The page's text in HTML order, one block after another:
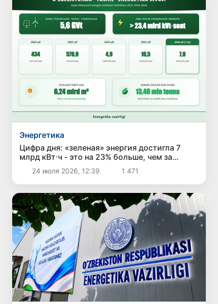
Энергетика
Цифра дня: «зеленая» энергия достигла 7
млрд кВт⋅ч - это на 23% больше, чем за
аналогичный период прошлого года
24 июля 2026, 12:39 1 471